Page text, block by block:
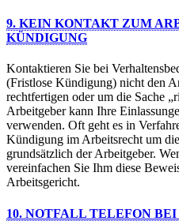
9. KEIN KONTAKT ZUM
KÜNDIGUNG
Kontaktieren Sie bei
(Fristlose Kündigung) nicht den
rechtfertigen oder um die Sache
Arbeitgeber kann Ihre
verwenden. Oft geht es in
Kündigung im Arbeitsrecht um
grundsätzlich der Arbeitgeber.
vereinfachen Sie Ihm diese
Arbeitsgericht.
10. NOTFALL TELEFON